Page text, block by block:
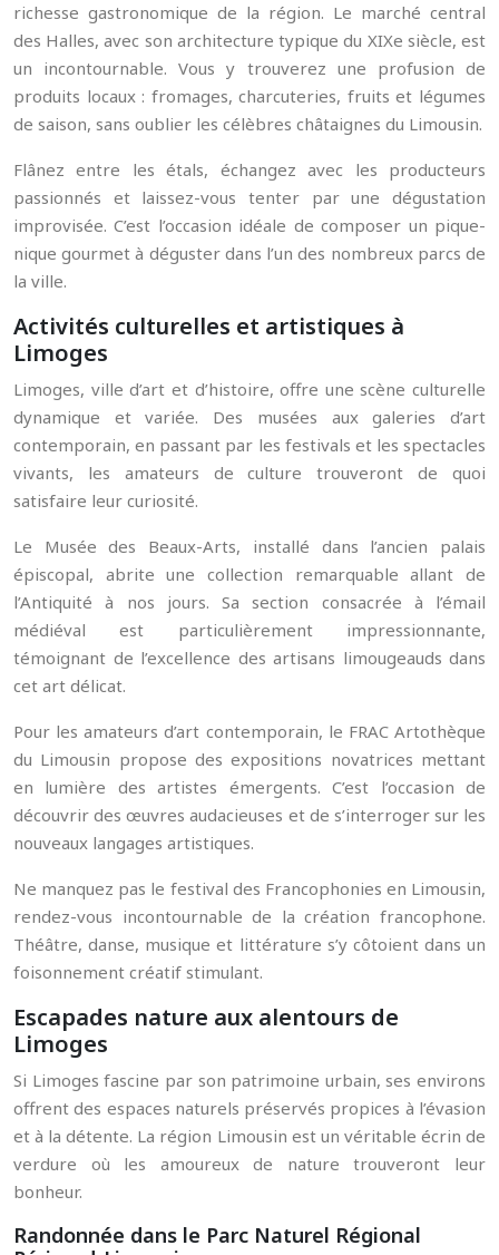
richesse gastronomique de la région. Le marché central
des Halles, avec son architecture typique du XIXe siècle, est
un incontournable. Vous y trouverez une profusion de
produits locaux : fromages, charcuteries, fruits et légumes
de saison, sans oublier les célèbres châtaignes du Limousin.
Flânez entre les étals, échangez avec les producteurs
passionnés et laissez-vous tenter par une dégustation
improvisée. C’est l’occasion idéale de composer un pique-
nique gourmet à déguster dans l’un des nombreux parcs de
la ville.
Activités culturelles et artistiques à
Limoges
Limoges, ville d’art et d’histoire, offre une scène culturelle
dynamique et variée. Des musées aux galeries d’art
contemporain, en passant par les festivals et les spectacles
vivants, les amateurs de culture trouveront de quoi
satisfaire leur curiosité.
Le Musée des Beaux-Arts, installé dans l’ancien palais
épiscopal, abrite une collection remarquable allant de
l’Antiquité à nos jours. Sa section consacrée à l’émail
médiéval est particulièrement impressionnante,
témoignant de l’excellence des artisans limougeauds dans
cet art délicat.
Pour les amateurs d’art contemporain, le FRAC Artothèque
du Limousin propose des expositions novatrices mettant
en lumière des artistes émergents. C’est l’occasion de
découvrir des œuvres audacieuses et de s’interroger sur les
nouveaux langages artistiques.
Ne manquez pas le festival des Francophonies en Limousin,
rendez-vous incontournable de la création francophone.
Théâtre, danse, musique et littérature s’y côtoient dans un
foisonnement créatif stimulant.
Escapades nature aux alentours de
Limoges
Si Limoges fascine par son patrimoine urbain, ses environs
offrent des espaces naturels préservés propices à l’évasion
et à la détente. La région Limousin est un véritable écrin de
verdure où les amoureux de nature trouveront leur
bonheur.
Randonnée dans le Parc Naturel Régional